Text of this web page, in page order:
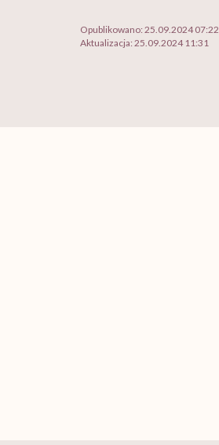
Opublikowano: 25.09.2024 07:22
Aktualizacja: 25.09.2024 11:31